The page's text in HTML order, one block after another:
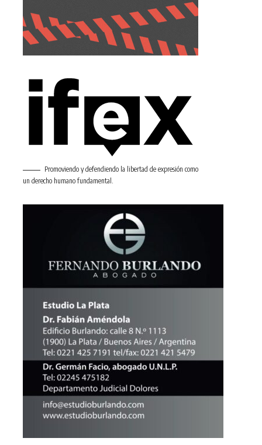
Promoviendo y defendiendo la libertad de expresión como
un derecho humano fundamental.